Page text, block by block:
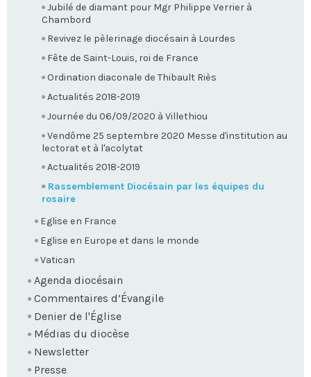
Jubilé de diamant pour Mgr Philippe Verrier à
Chambord
Revivez le pèlerinage diocésain à Lourdes
Fête de Saint-Louis, roi de France
Ordination diaconale de Thibault Riès
Actualités 2018-2019
Journée du 06/09/2020 à Villethiou
Vendôme 25 septembre 2020 Messe d'institution au
lectorat et à l'acolytat
Actualités 2018-2019
Rassemblement Diocésain par les équipes du
rosaire
Eglise en France
Eglise en Europe et dans le monde
Vatican
Agenda diocésain
Commentaires d’Évangile
Denier de l'Église
Médias du diocèse
Newsletter
Presse